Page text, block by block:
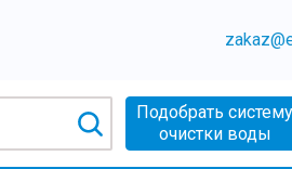
Подобрать систему
очистки воды